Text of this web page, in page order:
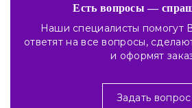
Есть вопросы —
Наши специалисты помогут
ответят на все вопросы,
и оформят
Задать вопрос